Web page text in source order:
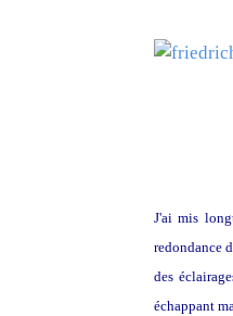
J'ai mis
redondance
des
échappant